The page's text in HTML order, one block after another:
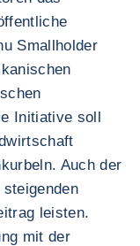
Smallholder
Initiative soll
Auch der
leisten.
mit der